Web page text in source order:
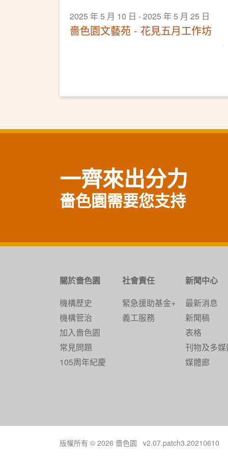
2025 年 5 月 10 日 - 2025 年 5 月 25 日
嗇色園文藝苑 - 花見五月工作坊
一齊來出分力
嗇色園需要您支持
關於嗇色園
機構歷史
機構管治
加入嗇色園
常見問題
105周年紀慶
社會責任
緊急援助基金+
義工服務
新聞中心
最新消息
新聞稿
表格
刊物及多媒
媒體廊
版權所有 © 2026 嗇色園 v2.07.patch3.20210610